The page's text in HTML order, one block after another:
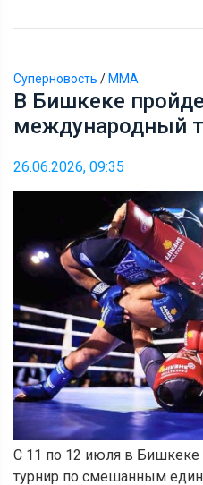
Суперновость / ММА
В Бишкеке
международный
26.06.2026, 09:35
С 11 по 12 июля в Бишкеке
турнир по смешанным